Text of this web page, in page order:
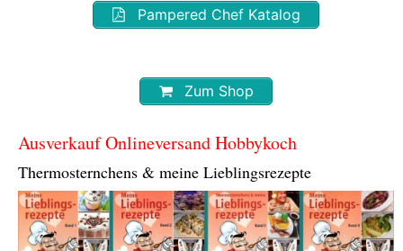
Pampered Chef Katalog
Zum Shop
Ausverkauf Onlineversand Hobbykoch
Thermosternchens & meine Lieblingsrezepte